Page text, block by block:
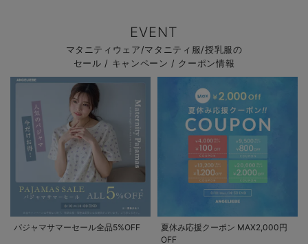
EVENT
マタニティウェア/マタニティ服/授乳服の
セール / キャンペーン / クーポン情報
パジャマサマーセール全品5%OFF
夏休み応援クーポン MAX2,000円
OFF